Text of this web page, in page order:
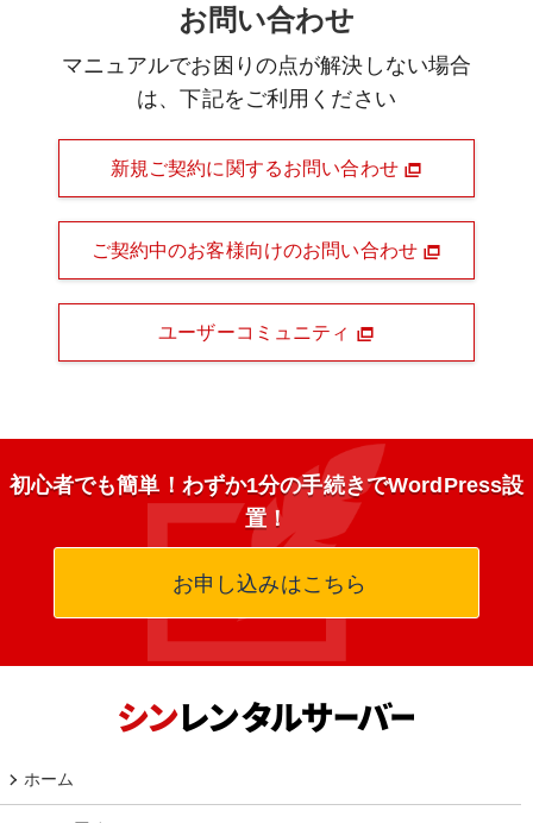
お問い合わせ
マニュアルでお困りの点が解決しない場合
は、下記をご利用ください
新規ご契約に関するお問い合わせ
ご契約中のお客様向けのお問い合わせ
ユーザーコミュニティ
初心者でも簡単！わずか1分の手続きでWordPress設
置！
お申し込みはこちら
ホーム